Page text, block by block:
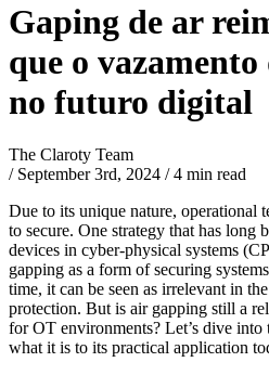
Gaping de ar
que o
no futuro digital
The Claroty Team
/ September 3rd, 2024 /4 min read
Due to its unique nature, operational
to secure. One strategy that has long
devices in cyber-physical systems
gapping as a form of securing
time, it can be seen as irrelevant in
protection. But is air gapping still a
for OT environments? Let’s dive
what it is to its practical application